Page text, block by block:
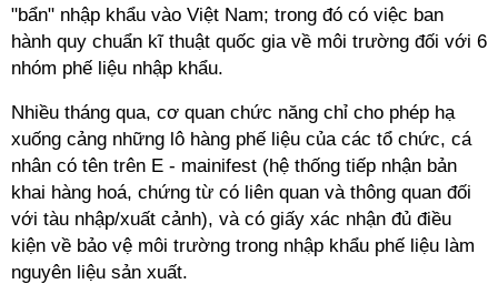
"bẩn" nhập khẩu vào Việt Nam; trong đó có việc ban
hành quy chuẩn kĩ thuật quốc gia về môi trường đối với 6
nhóm phế liệu nhập khẩu.
Nhiều tháng qua, cơ quan chức năng chỉ cho phép hạ
xuống cảng những lô hàng phế liệu của các tổ chức, cá
nhân có tên trên E - mainifest (hệ thống tiếp nhận bản
khai hàng hoá, chứng từ có liên quan và thông quan đối
với tàu nhập/xuất cảnh), và có giấy xác nhận đủ điều
kiện về bảo vệ môi trường trong nhập khẩu phế liệu làm
nguyên liệu sản xuất.